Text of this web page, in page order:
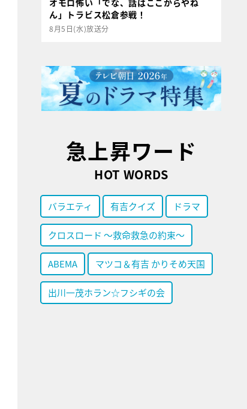
オモロ怖い「でな、話はここからやね
ん」トラビス松倉参戦！
8月5日(水)放送分
急上昇ワード
HOT WORDS
バラエティ 有吉クイズ ドラマ
クロスロード ～救命救急の約束～
ABEMA マツコ＆有吉 かりそめ天国
出川一茂ホラン☆フシギの会